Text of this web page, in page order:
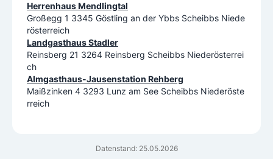
Datenstand: 25.05.2026
Herrenhaus Mendlingtal
Großegg 1 3345 Göstling an der Ybbs Scheibbs Niede
rösterreich
Landgasthaus Stadler
Reinsberg 21 3264 Reinsberg Scheibbs Niederösterrei
ch
Almgasthaus-Jausenstation Rehberg
Maißzinken 4 3293 Lunz am See Scheibbs Niederöste
rreich